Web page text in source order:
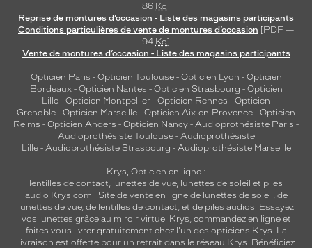
86 Ko]
Reprise de montures d’occasion - Liste des magasins participants
Conditions particulières de vente de montures d’occasion [PDF —
94 Ko]
Vente de montures d’occasion - Liste des magasins participants
Opticien Paris - Opticien Toulouse- Opticien Lyon - Opticien
Bordeaux- Opticien Nantes - Opticien Strasbourg - Opticien
Lille - Opticien Montpellier - Opticien Rennes - Opticien
Grenoble - Opticien Marseille - Opticien Aix-en-Provence - Opticien
Reims - Opticien Angers - Opticien Nancy - Audioprothésiste Paris -
Audioprothésiste Toulouse- Audioprothésiste
Lille- Audioprothésiste Strasbourg - Audioprothésiste Marseille
Krys, Opticien en ligne :
lentilles de contact, lunettes de vue, lunettes de soleil et piles
audio Krys.com : Site de vente en ligne de lunettes de soleil, de
lunettes de vue, de lentilles de contact, et de piles audios. Essayez
vos lunettes grâce au miroir virtuel Krys, commandez en ligne et
faites vous livrer gratuitement chez l'un des opticiens Krys. La
livraison est offerte pour un retrait dans le réseau Krys. Bénéficiez